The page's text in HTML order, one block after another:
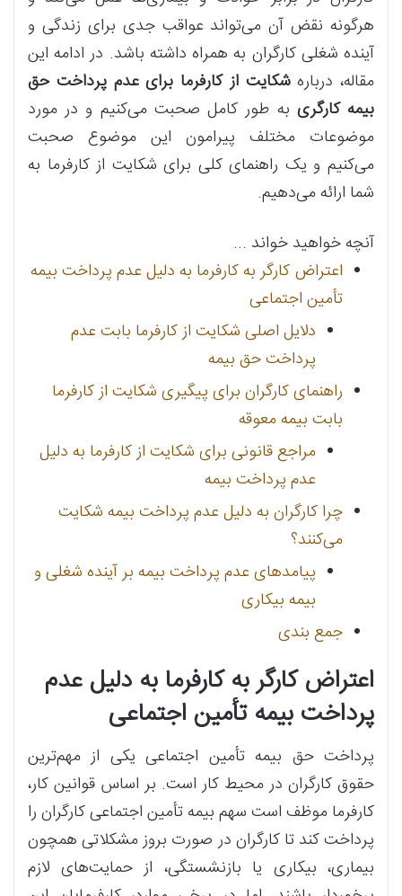
هرگونه نقض آن می‌تواند عواقب جدی برای زندگی و
آینده شغلی کارگران به همراه داشته باشد. در ادامه این
مقاله، دربارهشکایت از کارفرما برای عدم پرداخت حق
بیمه کارگری به طور کامل صحبت می‌کنیم و در مورد
موضوعات مختلف پیرامون این موضوع صحبت
می‌کنیم و یک راهنمای کلی برای شکایت از کارفرما به
شما ارائه می‌دهیم.
آنچه خواهید خواند ...
اعتراض کارگر به کارفرما به دلیل عدم پرداخت بیمه
تأمین اجتماعی
دلایل اصلی شکایت از کارفرما بابت عدم
پرداخت حق بیمه
راهنمای کارگران برای پیگیری شکایت از کارفرما
بابت بیمه معوقه
مراجع قانونی برای شکایت از کارفرما به دلیل
عدم پرداخت بیمه
چرا کارگران به دلیل عدم پرداخت بیمه شکایت
می‌کنند؟
پیامدهای عدم پرداخت بیمه بر آینده شغلی و
بیمه بیکاری
جمع بندی
اعتراض کارگر به کارفرما به دلیل عدم
پرداخت بیمه تأمین اجتماعی
پرداخت حق بیمه تأمین اجتماعی یکی از مهم‌ترین
حقوق کارگران در محیط کار است. بر اساس قوانین کار،
کارفرما موظف است سهم بیمه تأمین اجتماعی کارگران را
پرداخت کند تا کارگران در صورت بروز مشکلاتی همچون
بیماری، بیکاری یا بازنشستگی، از حمایت‌های لازم